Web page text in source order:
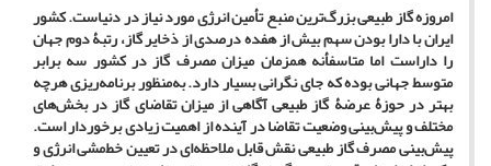
امروزه گاز طبیعی بزرگ‌ترین منبع تأمین انرژی مورد نیاز در دنیاست. کشور
ایران با دارا بودن سهم بیش از هفده درصدی از ذخایر گاز، رتبۀ دوم جهان
را داراست اما متاسفأنه همزمان میزان مصرف گاز در کشور سه برابر
متوسط جهانی بوده که جای نگرانی بسیار دارد. به‌منظور برنامه‌ریزی هرچه
بهتر در حوزۀ عرضۀ گاز طبیعی آگاهی از میزان تقاضای گاز در بخش‌های
مختلف و پیش‌بینی وضعیت تقاضا در آینده از اهمیت زیادی برخوردار است.
پیش‌بینی مصرف گاز طبیعی نقش قابل ملاحظه‌ای در تعیین خط‌مشی انرژی و